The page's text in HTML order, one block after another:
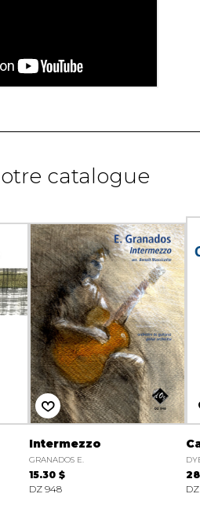
catalogue
Intermezzo
GRANADOS E.
15.30 $
DZ 948
DZ